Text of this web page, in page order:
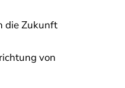
die Zukunft
von